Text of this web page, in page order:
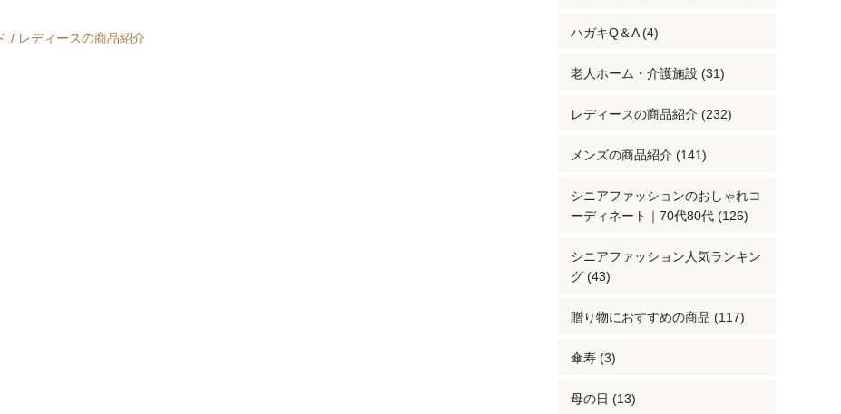
レディースの商品紹介 ハガキQ＆A (4)
老人ホーム・介護施設 (31)
レディースの商品紹介 (232)
メンズの商品紹介 (141)
シニアファッションのおしゃれコ
ーディネート｜70代80代 (126)
シニアファッション人気ランキン
グ (43)
贈り物におすすめの商品 (117)
傘寿 (3)
母の日 (13)